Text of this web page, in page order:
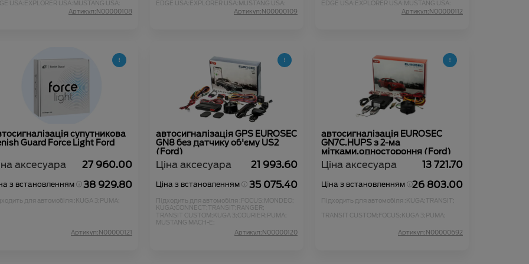
USA;EXPLORER USA;MUSTANG USA;
Артикул:N00000108
EDGE USA;EXPLORER USA;MUSTANG USA;
Артикул:N00000109
EDGE USA;EXPLORER USA;MUSTANG USA;
MUSTANG MACH-E;
Артикул:N00000112
супутникова
Guard Force Light Ford
аксесуара 27 960.00
з встановленням 38 929.80
для автомобіля :KUGA 3;PUMA;
Артикул:N00000121
автосигналізація GPS EUROSEC
GN8 без датчику об'єму US2
(Ford)
Ціна аксесуара 21 993.60
Ціна з встановленням 35 075.40
Підходить для автомобіля :FOCUS;MONDEO;
KUGA; CONNECT;TRANSIT; RANGER;
TRANSIT CUSTOM;KUGA 3;COURIER;PUMA;
MUSTANG MACH-E;
Артикул:N00000120
автосигналізація EUROSEC
GN7C.HUPS з 2-ма
мітками,одностороння (Ford)
Ціна аксесуара 13 721.70
Ціна з встановленням 26 803.00
Підходить для автомобіля :KUGA;TRANSIT;
TRANSIT CUSTOM;FOCUS;KUGA 3;PUMA;
Артикул:N00000692